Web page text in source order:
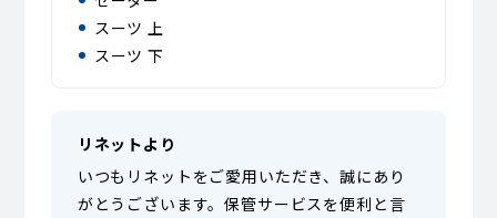
スーツ 上
スーツ 下
リネットより
いつもリネットをご愛用いただき、誠にあり
がとうございます。保管サービスを便利と言